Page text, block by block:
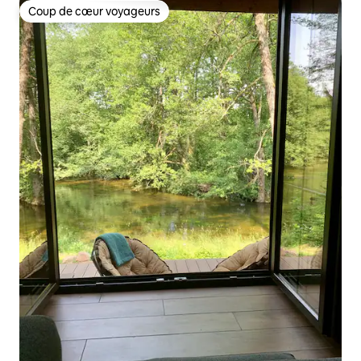
Coup de cœur voyageurs
Coup de cœur voyageurs